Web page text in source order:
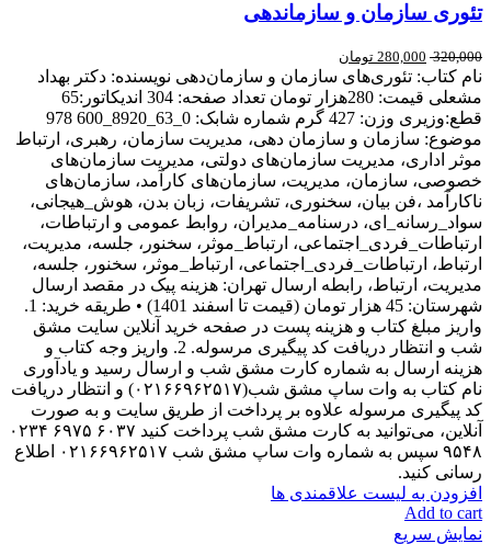
تئوری سازمان و سازماندهی
320,000
280,000 تومان
نام کتاب: تئوری‌های سازمان و سازمان‌دهی نویسنده: دکتر بهداد
مشعلی قیمت: 280هزار تومان تعداد صفحه: 304 اندیکاتور:65
قطع:وزیری وزن: 427 گرم شماره شابک: 0_63_8920_600 978
موضوع: سازمان و سازمان دهی، مدیریت سازمان، رهبری، ارتباط
موثر اداری، مدیریت سازمان‌های دولتی، مدیریت سازمان‌های
خصوصی، سازمان، مدیریت، سازمان‌های کارآمد، سازمان‌های
ناکارآمد ،فن بیان، سخنوری، تشریفات، زبان بدن، هوش_هیجانی،
سواد_رسانه_ای، درسنامه_مدیران، روابط عمومی و ارتباطات،
ارتباطات_فردی_اجتماعی، ارتباط_موثر، سخنور، جلسه، مدیریت،
ارتباط، ارتباطات_فردی_اجتماعی، ارتباط_موثر، سخنور، جلسه،
مدیریت، ارتباط، رابطه ارسال تهران: هزینه پیک در مقصد ارسال
شهرستان: 45 هزار تومان (قیمت تا اسفند 1401) • طریقه خرید: 1.
واریز مبلغ کتاب و هزینه پست در صفحه خرید آنلاین سایت مشق
شب و انتظار دریافت کد پیگیری مرسوله. 2. واریز وجه کتاب و
هزینه ارسال به شماره کارت مشق شب و ارسال رسید و یادآوری
نام کتاب به وات ساپ مشق شب(۰۲۱۶۶۹۶۲۵۱۷) و انتظار دریافت
کد پیگیری مرسوله علاوه بر پرداخت از طریق سایت و به صورت
آنلاین، می‌توانید به کارت مشق شب پرداخت کنید ۶۰۳۷ ۶۹۷۵ ۰۲۳۴
۹۵۴۸ سپس به شماره وات ساپ مشق شب ۰۲۱۶۶۹۶۲۵۱۷ اطلاع
رسانی کنید.
افزودن به لیست علاقمندی ها
Add to cart
نمایش سریع